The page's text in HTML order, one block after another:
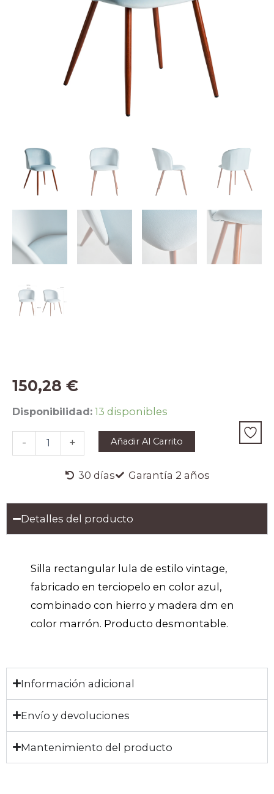
150,28 €
Disponibilidad: 13 disponibles
-
SILLA
LULA
cantidad
+ Añadir Al Carrito
30 días Garantía 2 años
Detalles del producto
Silla rectangular lula de estilo vintage,
fabricado en terciopelo en color azul,
combinado con hierro y madera dm en
color marrón. Producto desmontable.
Información adicional
Envío y devoluciones
Mantenimiento del producto